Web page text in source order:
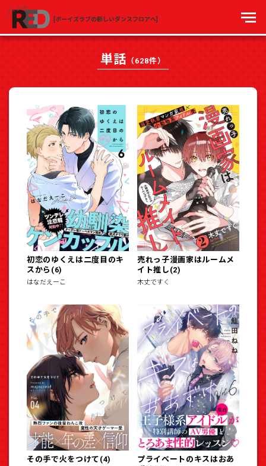
[ボーイズラブの新しいダンスフロアへ]
単話 （628件）
初恋のゆくえは二度目のキ
スから(6)
はなだえーこ
売れっ子漫画家はルームメ
イト推し(2)
木丈ですく
その手で火をつけて(4)
プライベートのキスはおあ